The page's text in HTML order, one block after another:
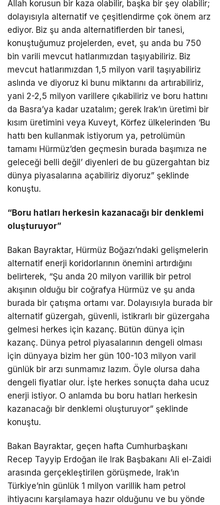
Allah korusun bir kaza olabilir, başka bir şey olabilir;
dolayısıyla alternatif ve çeşitlendirme çok önem arz
ediyor. Biz şu anda alternatiflerden bir tanesi,
konuştuğumuz projelerden, evet, şu anda bu 750
bin varili mevcut hatlarımızdan taşıyabiliriz. Biz
mevcut hatlarımızdan 1,5 milyon varil taşıyabiliriz
aslında ve diyoruz ki bunu miktarını da artırabiliriz,
yani 2-2,5 milyon varillere çıkabiliriz ve boru hattını
da Basra’ya kadar uzatalım; gerek Irak’ın üretimi bir
kısım üretimini veya Kuveyt, Körfez ülkelerinden ‘Bu
hattı ben kullanmak istiyorum ya, petrolümün
tamamı Hürmüz’den geçmesin burada başımıza ne
geleceği belli değil’ diyenleri de bu güzergahtan biz
dünya piyasalarına açabiliriz diyoruz” şeklinde
konuştu.
“Boru hatları herkesin kazanacağı bir denklemi
oluşturuyor”
Bakan Bayraktar, Hürmüz Boğazı’ndaki gelişmelerin
alternatif enerji koridorlarının önemini artırdığını
belirterek, “Şu anda 20 milyon varillik bir petrol
akışının olduğu bir coğrafya Hürmüz ve şu anda
burada bir çatışma ortamı var. Dolayısıyla burada bir
alternatif güzergah, güvenli, istikrarlı bir güzergaha
gelmesi herkes için kazanç. Bütün dünya için
kazanç. Dünya petrol piyasalarının dengeli olması
için dünyaya bizim her gün 100-103 milyon varil
günlük bir arzı sunmamız lazım. Öyle olursa daha
dengeli fiyatlar olur. İşte herkes sonuçta daha ucuz
enerji istiyor. O anlamda bu boru hatları herkesin
kazanacağı bir denklemi oluşturuyor” şeklinde
konuştu.
Bakan Bayraktar, geçen hafta Cumhurbaşkanı
Recep Tayyip Erdoğan ile Irak Başbakanı Ali el-Zaidi
arasında gerçekleştirilen görüşmede, Irak’ın
Türkiye’nin günlük 1 milyon varillik ham petrol
ihtiyacını karşılamaya hazır olduğunu ve bu yönde